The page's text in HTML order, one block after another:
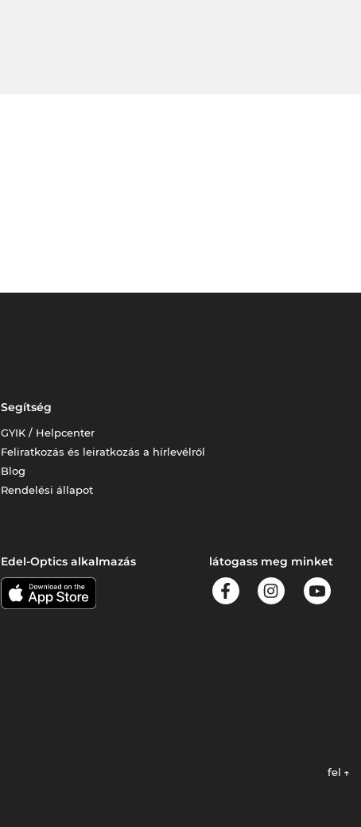
Segítség
GYIK / Helpcenter
Feliratkozás és leiratkozás a hírlevélről
Blog
Rendelési állapot
Edel-Optics alkalmazás látogass meg minket
fel